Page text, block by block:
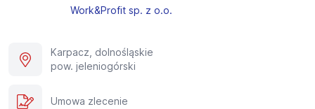
Work&Profit sp. z o.o.
Karpacz, dolnośląskie
pow. jeleniogórski
Umowa zlecenie